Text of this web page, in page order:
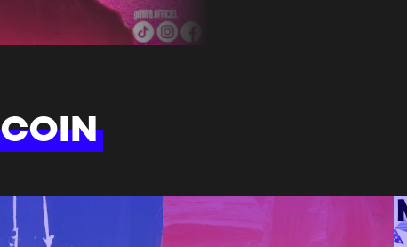
COIN